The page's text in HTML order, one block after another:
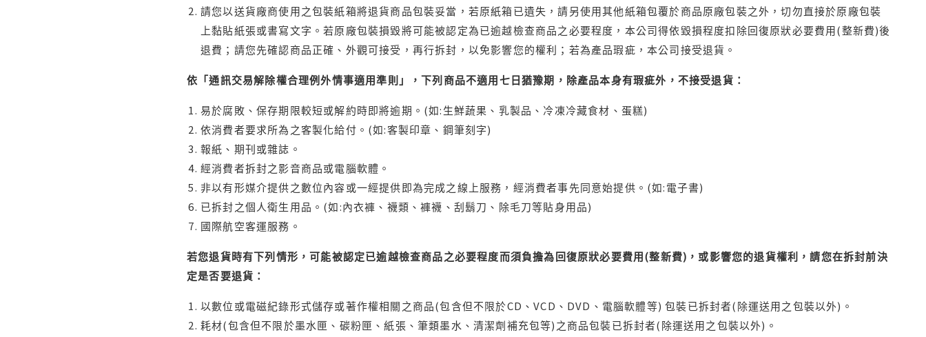
請您以送貨廠商使用之包裝紙箱將退貨商品包裝妥當，若原紙箱已遺失，請另使用其他紙箱包覆於商品原廠包裝之外，切勿直接於原廠包裝
上黏貼紙張或書寫文字。若原廠包裝損毀將可能被認定為已逾越檢查商品之必要程度，本公司得依毀損程度扣除回復原狀必要費用(整新費)後
退費；請您先確認商品正確、外觀可接受，再行拆封，以免影響您的權利；若為產品瑕疵，本公司接受退貨。
依「通訊交易解除權合理例外情事適用準則」，下列商品不適用七日猶豫期，除產品本身有瑕疵外，不接受退貨：
易於腐敗、保存期限較短或解約時即將逾期。(如:生鮮蔬果、乳製品、冷凍冷藏食材、蛋糕)
依消費者要求所為之客製化給付。(如:客製印章、鋼筆刻字)
報紙、期刊或雜誌。
經消費者拆封之影音商品或電腦軟體。
非以有形媒介提供之數位內容或一經提供即為完成之線上服務，經消費者事先同意始提供。(如:電子書)
已拆封之個人衛生用品。(如:內衣褲、襪類、褲襪、刮鬍刀、除毛刀等貼身用品)
國際航空客運服務。
若您退貨時有下列情形，可能被認定已逾越檢查商品之必要程度而須負擔為回復原狀必要費用(整新費)，或影響您的退貨權利，請您在拆封前決
定是否要退貨：
以數位或電磁紀錄形式儲存或著作權相關之商品(包含但不限於CD、VCD、DVD、電腦軟體等) 包裝已拆封者(除運送用之包裝以外)。
耗材(包含但不限於墨水匣、碳粉匣、紙張、筆類墨水、清潔劑補充包等)之商品包裝已拆封者(除運送用之包裝以外)。